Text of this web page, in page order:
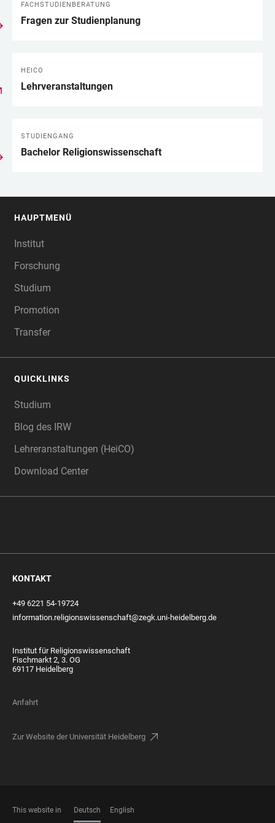
LINKS
FACHSTUDIENBERATUNG
Fragen zur Studienplanung
HEICO
Lehrveranstaltungen
STUDIENGANG
Bachelor Religionswissenschaft
HAUPTMENÜ
Institut
Forschung
Studium
Promotion
Transfer
QUICKLINKS
Studium
Blog des IRW
Lehreranstaltungen (HeiCO)
Download Center
KONTAKT
+49 6221 54-19724
information.religionswissenschaft@zegk.uni-heidelberg.de
Institut für Religionswissenschaft
Fischmarkt 2, 3. OG
69117 Heidelberg
Anfahrt
Zur Website der Universität Heidelberg
This website in Deutsch English